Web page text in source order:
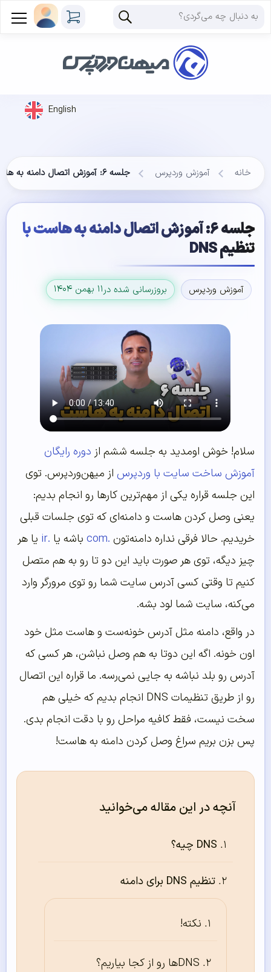
English
خانه آموزش وردپرس جلسه ۶: آموزش اتصال دامنه به هاست با تنظیم DNS
جلسه ۶: آموزش اتصال دامنه به هاست با
تنظیم DNS
آموزش وردپرس بروزرسانی شده در۱۱ بهمن ۱۴۰۴
سلام! خوش اومدید به جلسه ششم از دوره رایگان
آموزش ساخت سایت با وردپرس از میهن‌وردپرس. توی
این جلسه قراره یکی از مهم‌ترین کارها رو انجام بدیم:
یعنی وصل کردن هاست و دامنه‌ای که توی جلسات قبلی
خریدیم. حالا فرقی نداره دامنه‌تون .com باشه یا .ir
یا هر
چیز دیگه، توی هر صورت باید این دو تا رو به هم متصل
کنیم تا وقتی کسی آدرس سایت شما رو توی مرورگر وارد
می‌کنه، سایت شما لود بشه.
در واقع، دامنه مثل آدرس خونه‌ست و هاست مثل خود
اون خونه. اگه این دوتا به هم وصل نباشن، هر کسی که
آدرس رو بلد نباشه به جایی نمی‌رسه. ما قراره این اتصال
رو از طریق تنظیمات DNS انجام بدیم که خیلی هم
سخت نیست، فقط کافیه مراحل رو با دقت انجام بدی.
پس بزن بریم سراغ وصل کردن دامنه به هاست!
آنچه در این مقاله می‌خوانید
DNS چیه؟
تنظیم DNS برای دامنه
نکته!
DNSها رو از کجا بیاریم؟